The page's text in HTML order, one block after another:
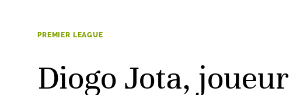
PREMIER LEAGUE
Diogo Jota,